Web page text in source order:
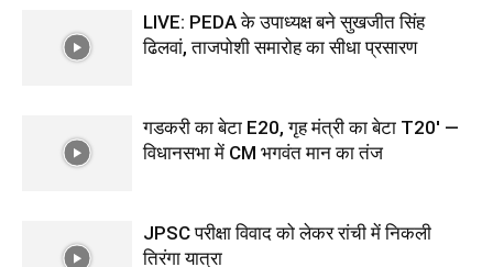
LIVE: PEDA के उपाध्यक्ष बने सुखजीत सिंह
ढिलवां, ताजपोशी समारोह का सीधा प्रसारण
गडकरी का बेटा E20, गृह मंत्री का बेटा T20′ —
विधानसभा में CM भगवंत मान का तंज
JPSC परीक्षा विवाद को लेकर रांची में निकली
तिरंगा यात्रा